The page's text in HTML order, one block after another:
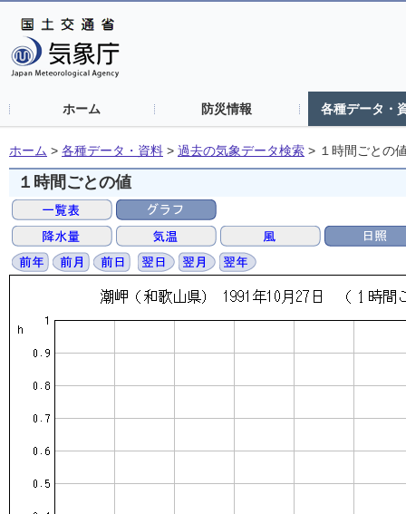
ホーム 防災情報 各種データ・
ホーム > 各種データ・資料 > 過去の気象データ検索 > １時間ごとの
１時間ごとの値